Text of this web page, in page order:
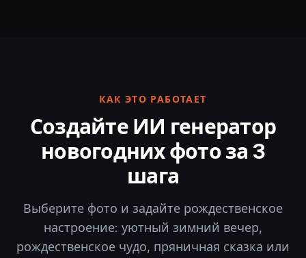
КАК ЭТО РАБОТАЕТ
Создайте ИИ генератор
новогодних фото за 3
шага
Выберите фото и задайте рождественское
настроение: уютный зимний вечер,
рождественское чудо, пряничная сказка или